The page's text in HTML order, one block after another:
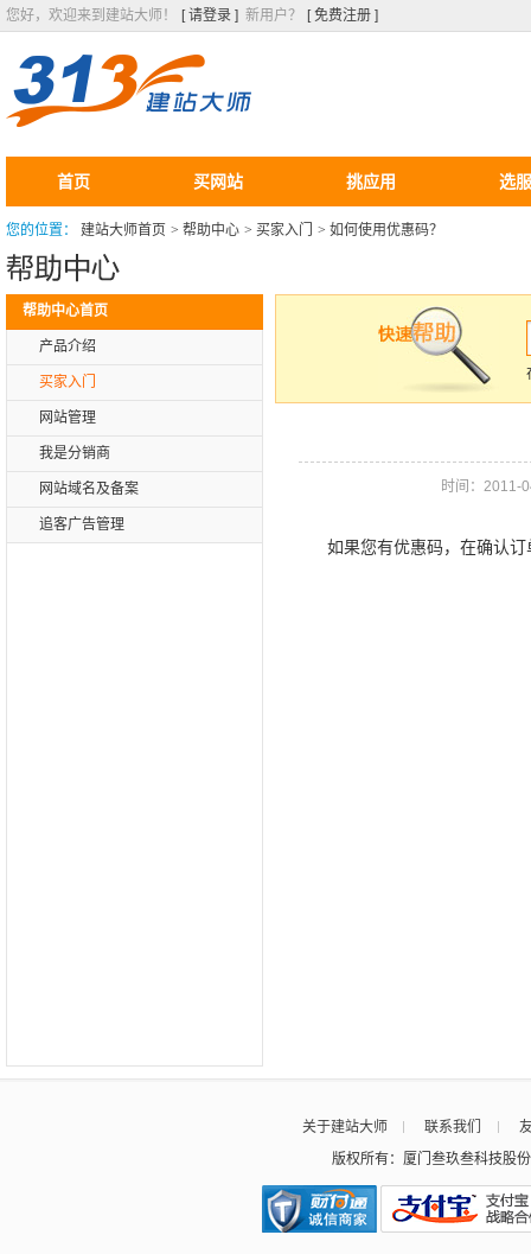
您好，欢迎来到建站大师！ [ 请登录 ] 新用户？ [ 免费注册 ]
首页 买网站 挑应用 选
您的位置： 建站大师首页 > 帮助中心 > 买家入门 > 如何使用优惠码？
时间：2011-
如果您有优惠码，在确认订
帮助中心首页
产品介绍
买家入门
网站管理
我是分销商
网站域名及备案
追客广告管理
关于建站大师 联系我们
版权所有：厦门叁玖叁科技股